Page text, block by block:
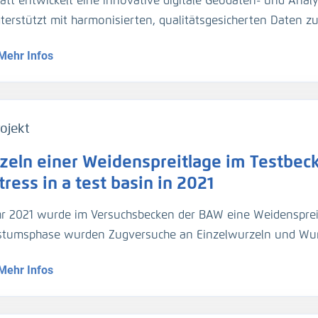
Für die Umrechnung der Trübungswerte in
kalibriert worden. Im März 2024 hat die BAW
Sperrwerks genommen für die Kalibrierung der dortigen
2 Halbtiden).
mit harmonisierten, qualitätsgesicherten Daten
werden über Webportale und -
Infos
einer Weidenspreitlage im
in a test basin in 2021
2021 wurde im Versuchsbecken der BAW eine
wurden Zugversuche an Einzelwurzeln und
a willow bush mattress was installed in a test basin.
out on individual roots and root bundles, and roots were
Infos